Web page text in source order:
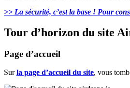
>> La sécurité, c’est la base ! Pour
Tour d’horizon du site
Page d’accueil
Surla page d’accueil du site, vous